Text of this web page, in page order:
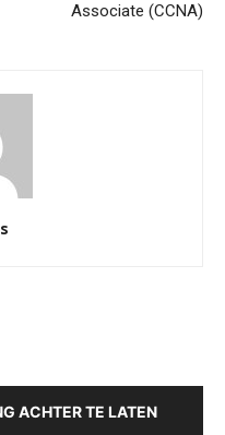
Associate (CCNA)
ACHTER TE LATEN